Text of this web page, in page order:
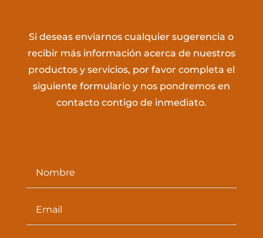
Si deseas enviarnos cualquier sugerencia o
recibir más información acerca de nuestros
productos y servicios, por favor completa el
siguiente formulario y nos pondremos en
contacto contigo de inmediato.